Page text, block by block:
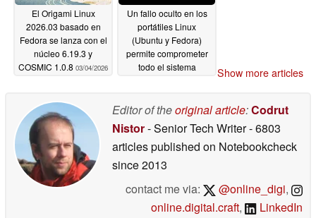
El Origami Linux
2026.03 basado en
Fedora se lanza con el
núcleo 6.19.3 y
COSMIC 1.0.8 03/04/2026
Un fallo oculto en los
portátiles Linux
(Ubuntu y Fedora)
permite comprometer
todo el sistema
Show more articles
Editor of theoriginal article:Codrut
Nistor- Senior Tech Writer- 6803
articles published on Notebookcheck
since 2013
contact me via:
@online_digi,
online.digital.craft, LinkedIn